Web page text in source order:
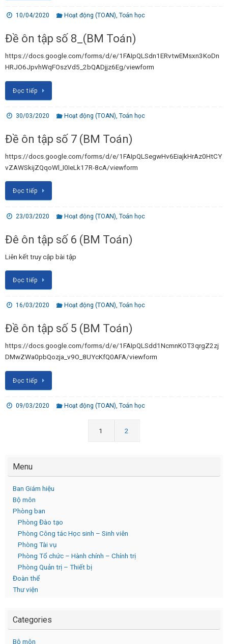
10/04/2020 Hoạt động (TOAN),Toán học
Đề ôn tập số 8_(BM Toán)
https://docs.google.com/forms/d/e/1FAIpQLSdn1ERvtwEMsxn3KoDn
HRJO6JpvhWqFOszVd5_2bQADjjz6Eg/viewform
Đọc tiếp
30/03/2020 Hoạt động (TOAN),Toán học
Đề ôn tập số 7 (BM Toán)
https://docs.google.com/forms/d/e/1FAIpQLSegwHv6EiajkHrAz0HtCY
vZAWSkijZQqoWl_I0IeLk17R-8cA/viewform
Đọc tiếp
23/03/2020 Hoạt động (TOAN) ,Toán học
Đê ôn tập số 6 (BM Toán)
Liên kết truy cập bài tập
Đọc tiếp
16/03/2020 Hoạt động (TOAN),Toán học
Đề ôn tập số 5 (BM Toán)
https://docs.google.com/forms/d/e/1FAIpQLSdd1NcmnKOT3qrgZ2zj
DMwZWa0pbQozja_v9O_8UYcKfQ0AFA/viewform
Đọc tiếp
09/03/2020 Hoạt động (TOAN) ,Toán học
1 2
Menu
Ban Giám hiệu
Bộ môn
Phòng ban
Phòng Đào tạo
Phòng Công tác Học sinh – Sinh viên
Phòng Tài vụ
Phòng Tổ chức – Hành chính – Chính trị
Phòng Quản trị – Thiết bị
Đoàn thể
Thư viện
Categories
Bộ môn